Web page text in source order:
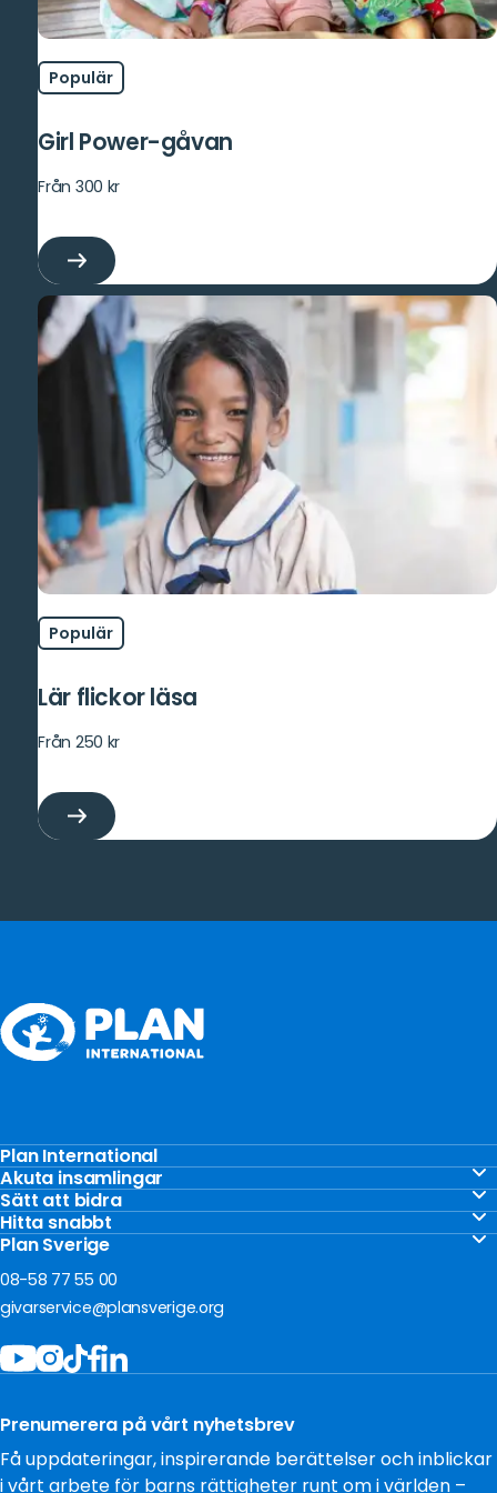
Populär
Girl Power-gåvan
Från 300 kr
Girl
Power-
gåvan
Populär
Lär flickor läsa
Från 250 kr
Lär
flickor
Plan International
Stöd barnen
Vårt arbete
För företag
Om oss
Akuta insamlingar
Akut insamling Gaza
Akut insamling Ukraina
Sätt att bidra
Gåvoshop
Ge en gåva
Bli månadsgivare
Starta egen insamling
Bidra som företag
Testamentera
Hitta snabbt
Kontakta oss
Frågor och svar
Jobba hos oss
Policys och villkor
Tillgänglighet
Cookies
Plan Sverige
08-58 77 55 00
givarservice@plansverige.org
Prenumerera på vårt nyhetsbrev
Få uppdateringar, inspirerande berättelser och inblickar
i vårt arbete för barns rättigheter runt om i världen –